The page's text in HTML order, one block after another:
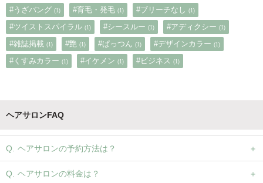
#うざバング (1) #育毛・発毛 (1) #ブリーチなし (1)
#ツイストスパイラル (1) #シースルー (1) #アディクシー (1)
#雑誌掲載 (1) #艶 (1) #ぱっつん (1) #デザインカラー (1)
#くすみカラー (1) #イケメン (1) #ビジネス (1)
ヘアサロンFAQ
ヘアサロンの予約方法は？
ヘアサロンの料金は？